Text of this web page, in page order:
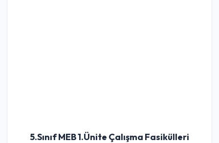
5.Sınıf MEB 1.Ünite Çalışma Fasikülleri